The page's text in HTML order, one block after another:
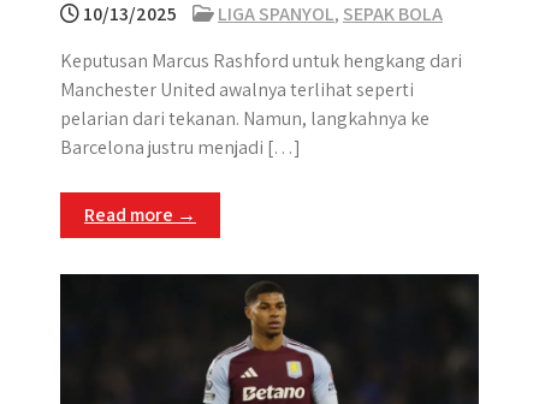
10/13/2025 LIGA SPANYOL, SEPAK BOLA
Keputusan Marcus Rashford untuk hengkang dari
Manchester United awalnya terlihat seperti
pelarian dari tekanan. Namun, langkahnya ke
Barcelona justru menjadi […]
Read more →